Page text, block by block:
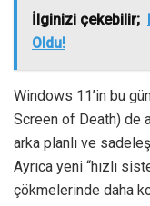
İlginizi çekebilir;
Oldu!
Windows 11’in bu
Screen of Death) de
arka planlı ve
Ayrıca yeni “hızlı
çökmelerinde daha